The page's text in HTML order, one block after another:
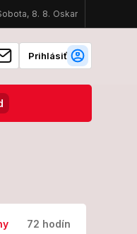
útok na Jaromíra
Prihlásiť
72 hodín